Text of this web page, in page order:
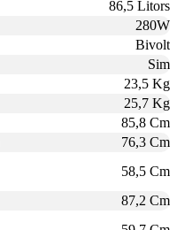
86,5 Litors
280W
Bivolt
Sim
23,5 Kg
25,7 Kg
85,8 Cm
76,3 Cm
58,5 Cm
87,2 Cm